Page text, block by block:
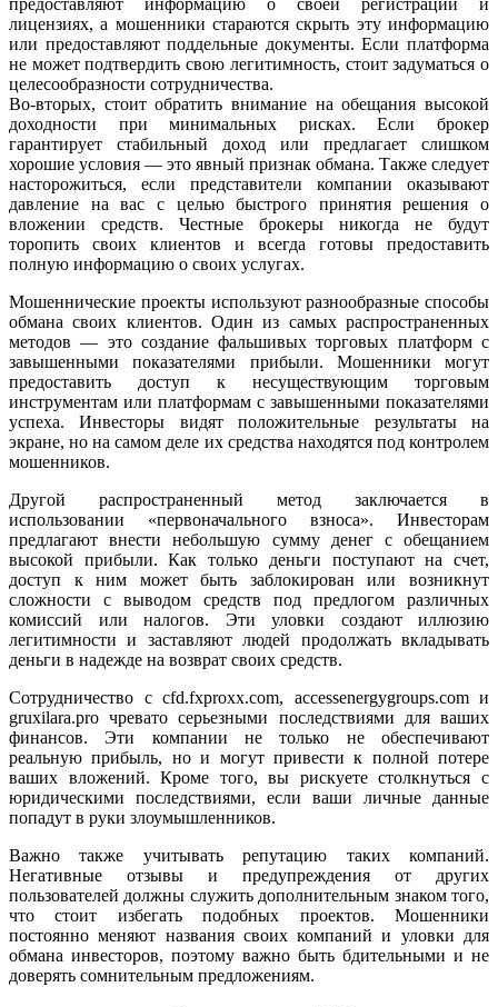
предоставляют информацию о своей регистрации и
лицензиях, а мошенники стараются скрыть эту информацию
или предоставляют поддельные документы. Если платформа
не может подтвердить свою легитимность, стоит задуматься о
целесообразности сотрудничества.
Во-вторых, стоит обратить внимание на обещания высокой
доходности при минимальных рисках. Если брокер
гарантирует стабильный доход или предлагает слишком
хорошие условия — это явный признак обмана. Также следует
насторожиться, если представители компании оказывают
давление на вас с целью быстрого принятия решения о
вложении средств. Честные брокеры никогда не будут
торопить своих клиентов и всегда готовы предоставить
полную информацию о своих услугах.
Мошеннические проекты используют разнообразные способы
обмана своих клиентов. Один из самых распространенных
методов — это создание фальшивых торговых платформ с
завышенными показателями прибыли. Мошенники могут
предоставить доступ к несуществующим торговым
инструментам или платформам с завышенными показателями
успеха. Инвесторы видят положительные результаты на
экране, но на самом деле их средства находятся под контролем
мошенников.
Другой распространенный метод заключается в
использовании «первоначального взноса». Инвесторам
предлагают внести небольшую сумму денег с обещанием
высокой прибыли. Как только деньги поступают на счет,
доступ к ним может быть заблокирован или возникнут
сложности с выводом средств под предлогом различных
комиссий или налогов. Эти уловки создают иллюзию
легитимности и заставляют людей продолжать вкладывать
деньги в надежде на возврат своих средств.
Сотрудничество с cfd.fxproxx.com, accessenergygroups.com и
gruxilara.pro чревато серьезными последствиями для ваших
финансов. Эти компании не только не обеспечивают
реальную прибыль, но и могут привести к полной потере
ваших вложений. Кроме того, вы рискуете столкнуться с
юридическими последствиями, если ваши личные данные
попадут в руки злоумышленников.
Важно также учитывать репутацию таких компаний.
Негативные отзывы и предупреждения от других
пользователей должны служить дополнительным знаком того,
что стоит избегать подобных проектов. Мошенники
постоянно меняют названия своих компаний и уловки для
обмана инвесторов, поэтому важно быть бдительными и не
доверять сомнительным предложениям.